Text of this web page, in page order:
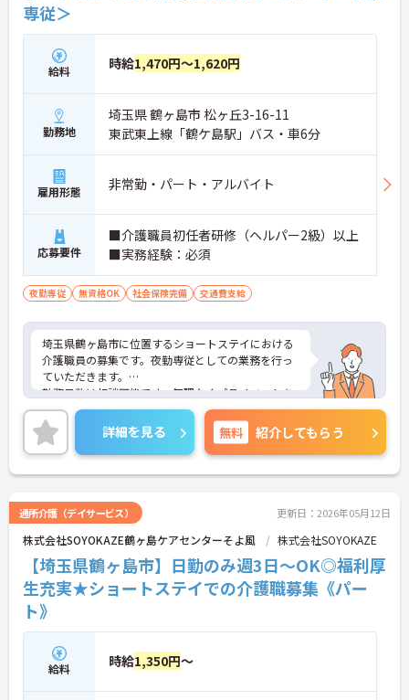
専従＞
給料 時給1,470円～1,620円
勤務地
埼玉県 鶴ヶ島市 松ヶ丘3-16-11
東武東上線「鶴ケ島駅」バス・車6分
雇用形態 非常勤・パート・アルバイト
応募要件
■介護職員初任者研修（ヘルパー2級）以上
■実務経験：必須
夜勤専従 無資格OK 社会保険完備 交通費支給
埼玉県鶴ヶ島市に位置するショートステイにおける
介護職員の募集です。夜勤専従としての業務を行っ
ていただきます。
勤務日数は相談可能です。無理なくプライベートを
大切にしながらご勤務いただけます。また、研修制
度があり、働きながらスキルアップが目指せる環境
です。
ご興味のある方には、面接対策ポイントなど、さら
に詳細をご案内しますのでお気軽にご相談くださ
詳細を見る 無料 紹介してもらう
通所介護（デイサービス） 更新日：2026年05月12日
株式会社SOYOKAZE鶴ヶ島ケアセンターそよ風 株式会社SOYOKAZE
【埼玉県鶴ヶ島市】日勤のみ週3日～OK◎福利厚
生充実★ショートステイでの介護職募集《パー
ト》
給料 時給1,350円～